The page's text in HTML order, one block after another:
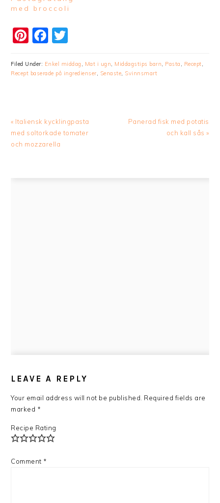
med broccoli
Pinterest
Facebook
Filed Under: Enkel middag Mat i ugn Middagstips barn Pasta Recept
Recept baserade på ingredienser
Senaste Svinnsmart
Previous
Post:
« Italiensk kycklingpasta
med soltorkade tomater
och mozzarella
Next
Panerad fisk med potatis
och kall sås »
INTERACTIONS
LEAVE A REPLY
Your email address will not be published. Required fields are
marked *
Recipe Rating
Comment *